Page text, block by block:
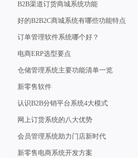
B2B渠道订货商城系统功能
好的B2B2C商城系统有哪些功能特点
订单管理软件系统哪个好？
电商ERP选型要点
仓储管理系统主要功能清单一览
新零售软件
认识B2B分销平台系统4大模式
网上订货系统的八大优势
会员管理系统助力门店新时代
新零售电商系统开发方案